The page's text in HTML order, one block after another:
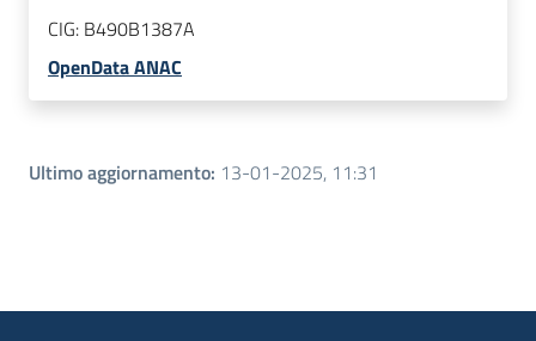
CIG: B490B1387A
OpenData ANAC
Ultimo aggiornamento: 13-01-2025, 11:31